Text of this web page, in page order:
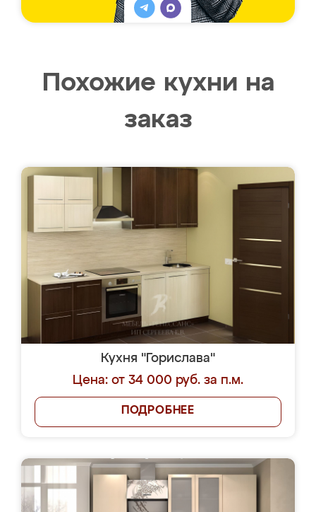
Похожие кухни на
заказ
Кухня "Горислава"
Цена: от 34 000 руб. за п.м.
ПОДРОБНЕЕ